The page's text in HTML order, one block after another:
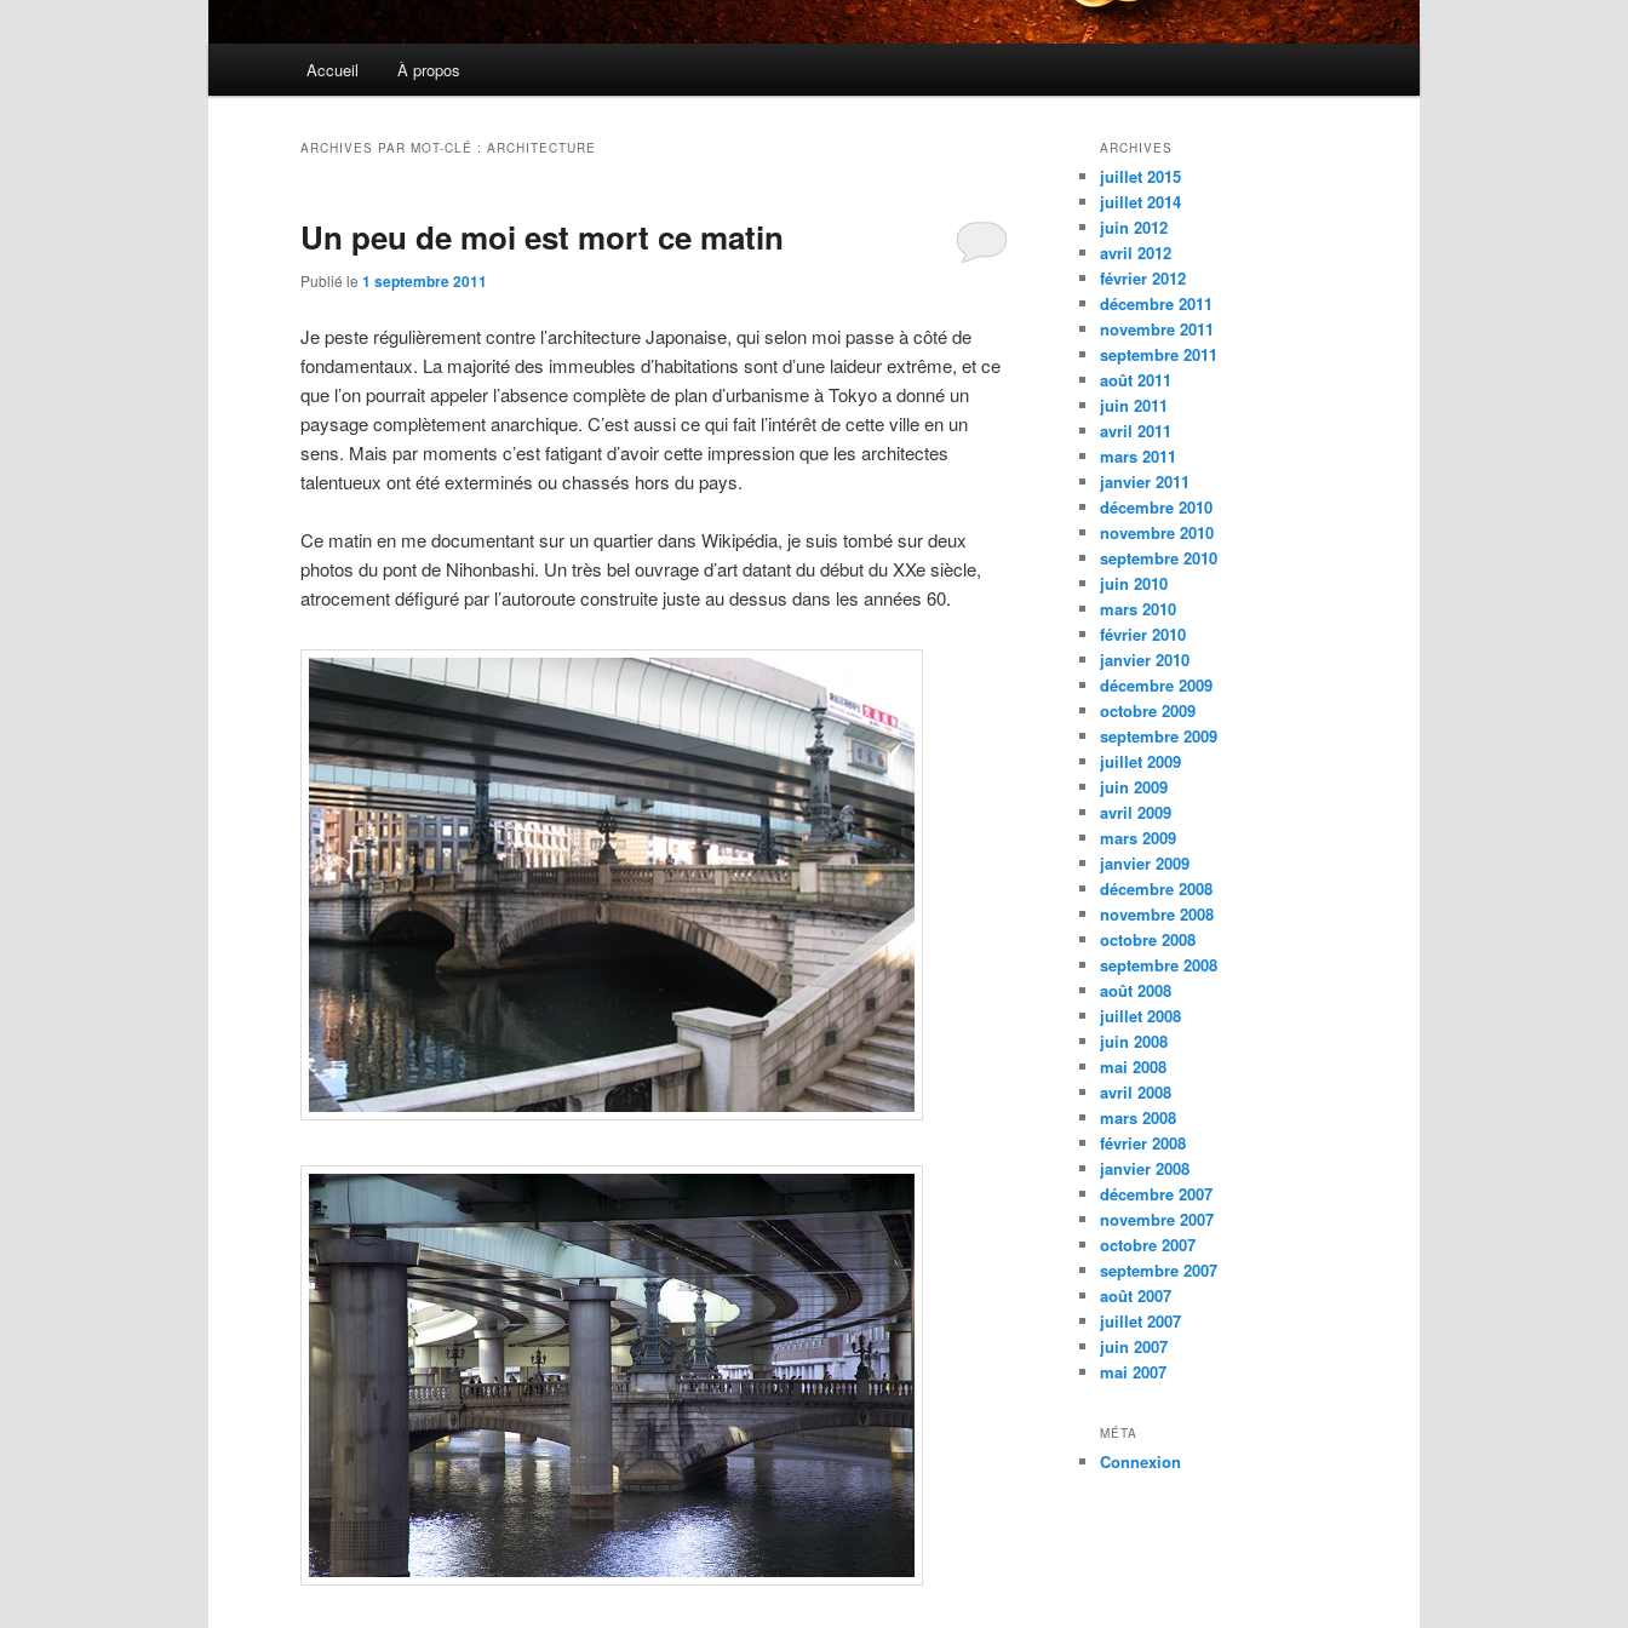
Accueil À propos
ARCHIVES PAR MOT-CLÉ : ARCHITECTURE
Un peu de moi est mort ce matin
Publié le 1 septembre 2011
Je peste régulièrement contre l’architecture Japonaise, qui selon moi passe à côté de
fondamentaux. La majorité des immeubles d’habitations sont d’une laideur extrême, et ce
que l’on pourrait appeler l’absence complète de plan d’urbanisme à Tokyo a donné un
paysage complètement anarchique. C’est aussi ce qui fait l’intérêt de cette ville en un
sens. Mais par moments c’est fatigant d’avoir cette impression que les architectes
talentueux ont été exterminés ou chassés hors du pays.
Ce matin en me documentant sur un quartier dans Wikipédia, je suis tombé sur deux
photos du pont de Nihonbashi. Un très bel ouvrage d’art datant du début du XXe siècle,
atrocement défiguré par l’autoroute construite juste au dessus dans les années 60.
ARCHIVES
juillet 2015
juillet 2014
juin 2012
avril 2012
février 2012
décembre 2011
novembre 2011
septembre 2011
août 2011
juin 2011
avril 2011
mars 2011
janvier 2011
décembre 2010
novembre 2010
septembre 2010
juin 2010
mars 2010
février 2010
janvier 2010
décembre 2009
octobre 2009
septembre 2009
juillet 2009
juin 2009
avril 2009
mars 2009
janvier 2009
décembre 2008
novembre 2008
octobre 2008
septembre 2008
août 2008
juillet 2008
juin 2008
mai 2008
avril 2008
mars 2008
février 2008
janvier 2008
décembre 2007
novembre 2007
octobre 2007
septembre 2007
août 2007
juillet 2007
juin 2007
mai 2007
MÉTA
Connexion